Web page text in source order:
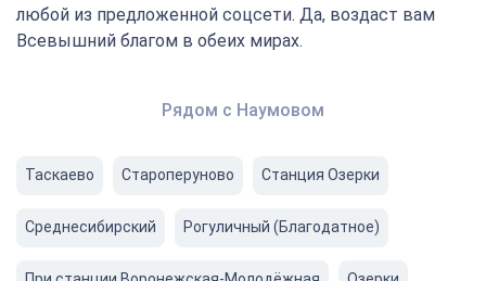
любой из предложенной соцсети. Да, воздаст вам
Всевышний благом в обеих мирах.
Рядом с Наумовом
Таскаево Староперуново Станция Озерки
Среднесибирский Рогуличный (Благодатное)